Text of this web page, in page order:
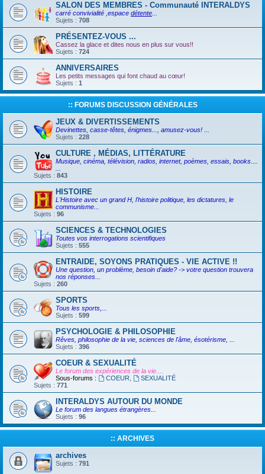
SALON DES MEMBRES - Communauté INTERALDYS
carré convivialité ,espace détente
Sujets : 708
PRÉSENTEZ-VOUS ...
Cassez la glace et dites nous en plus sur vous!!
Sujets : 724
ANNIVERSAIRES
Les petits messages qui font chaud au cœur!
Sujets : 1
:: FORUMS DISCUSSION GÉNÉRALES
JEUX & DIVERTISSEMENTS
Devinettes, casse-têtes, énigmes..., amusez-vous! ...
Sujets : 228
CULTURE , MÉDIAS, LITTÉRATURE
Musique, cinéma, télévision, radios, internet, poèmes, essais, books....
Sujets : 843
HISTOIRE
L'Histoire avec un grand H, l'histoire politique, les dictatures, le
communisme...
Sujets : 96
SCIENCES & TECHNOLOGIES
Toutes vos interrogations scientifiques
Sujets : 555
ENTRAIDE, SOYONS PRATIQUES - VIE ACTIVE !!
Une question, un problème, besoin d'aide? -> votre question trouvera
nos réponses...
Sujets : 260
SPORTS
Tous les sports,...
Sujets : 599
PSYCHOLOGIE & PHILOSOPHIE
Rêves, philosophie de la vie, sciences de l'âme, ésotérisme, ...
Sujets : 396
COEUR & SEXUALITÉ
Le forum des expériences de la vie....
Sous-forums :
COEUR
SEXUALITÉ
Sujets : 771
INTERALDYS AUTOUR DU MONDE
Le forum des langues étrangères...
Sujets : 96
:: ARCHIVES
archives
Sujets : 791